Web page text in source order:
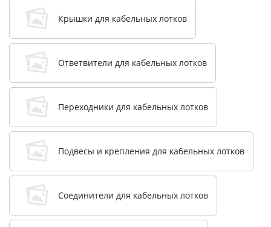
Крышки для кабельных лотков
Ответвители для кабельных лотков
Переходники для кабельных лотков
Подвесы и крепления для кабельных лотков
Соединители для кабельных лотков